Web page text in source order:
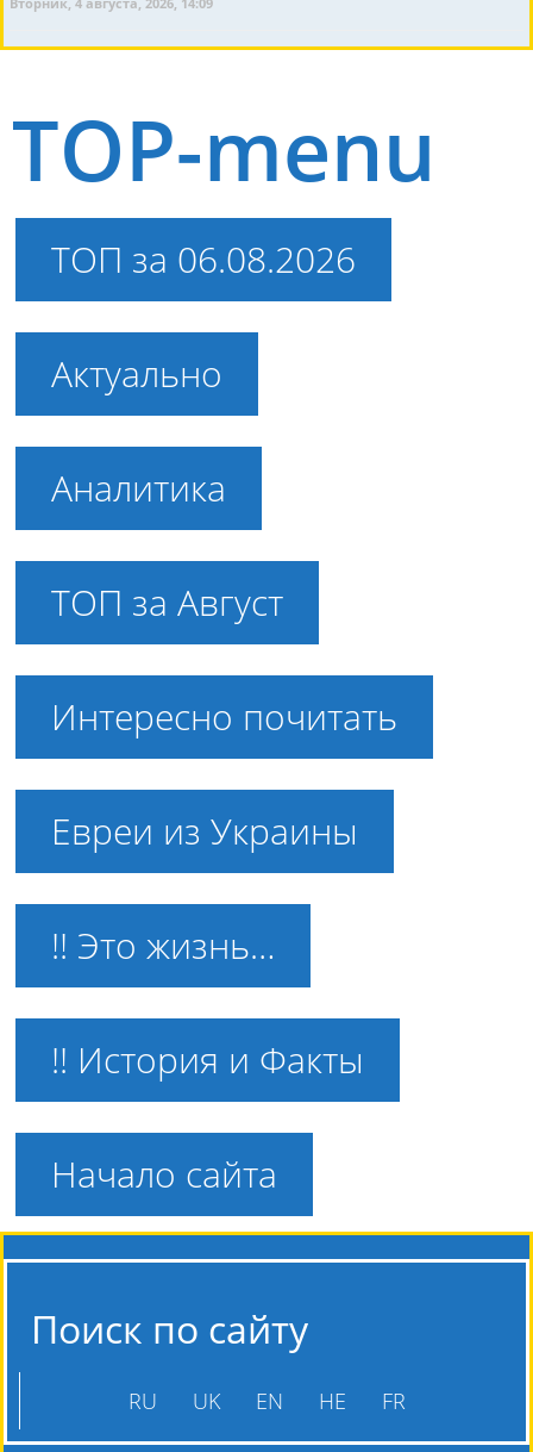
TOP-menu
ТОП за 06.08.2026
Актуально
Аналитика
ТОП за Август
Интересно почитать
Евреи из Украины
!! Это жизнь…
!! История и Факты
Начало сайта
Поиск по сайту
RU UK EN HE FR